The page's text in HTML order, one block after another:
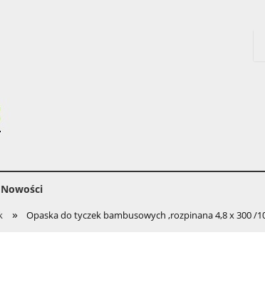
Nowości
» Opaska do tyczek bambusowych ,rozpinana 4,8 x 300 /